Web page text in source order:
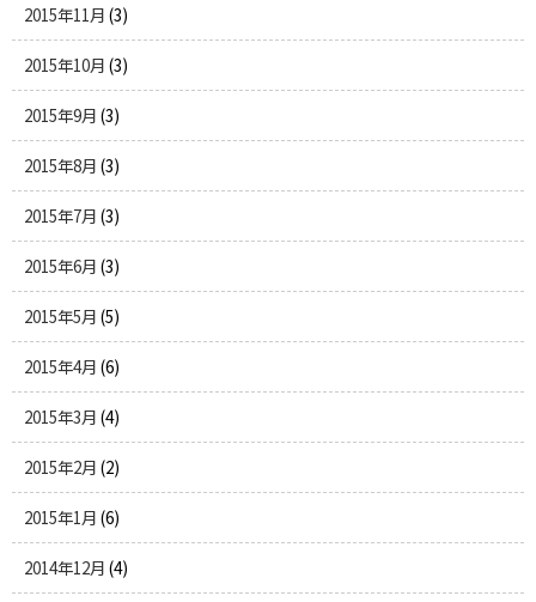
2015年11月 (3)
2015年10月 (3)
2015年9月 (3)
2015年8月 (3)
2015年7月 (3)
2015年6月 (3)
2015年5月 (5)
2015年4月 (6)
2015年3月 (4)
2015年2月 (2)
2015年1月 (6)
2014年12月 (4)